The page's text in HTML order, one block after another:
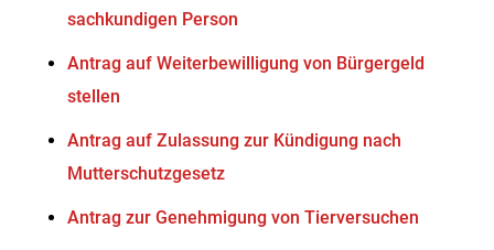
sachkundigen Person
Antrag auf Weiterbewilligung von Bürgergeld
stellen
Antrag auf Zulassung zur Kündigung nach
Mutterschutzgesetz
Antrag zur Genehmigung von Tierversuchen